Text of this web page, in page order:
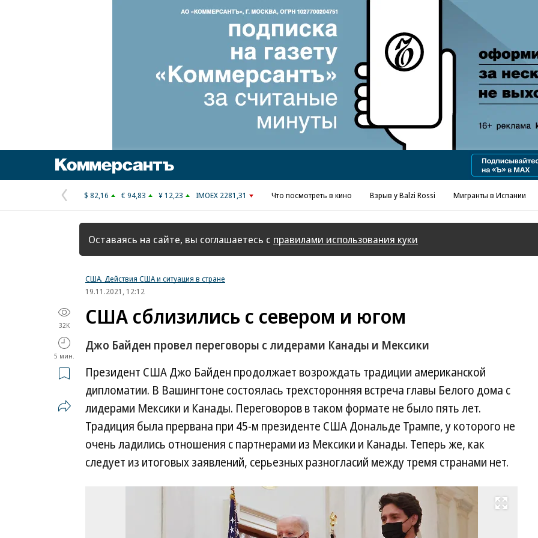
Реклама в «Ъ» www.kommersant.ru/ad
Предыдущая
страница
$ 82,16 € 94,83 ¥ 12,23 IMOEX 2281,31 Что посмотреть в кино Взрыв у Balzi Rossi Мигранты в Испании
Оставаясь на сайте, вы соглашаетесь с правилами использования куки
США. Действия США и ситуация в стране
19.11.2021, 12:12
32K
5 мин.
США сблизились с севером и югом
Джо Байден провел переговоры с лидерами Канады и Мексики
Президент США Джо Байден продолжает возрождать традиции американской
дипломатии. В Вашингтоне состоялась трехсторонняя встреча главы Белого дома с
лидерами Мексики и Канады. Переговоров в таком формате не было пять лет.
Традиция была прервана при 45-м президенте США Дональде Трампе, у которого не
очень ладились отношения с партнерами из Мексики и Канады. Теперь же, как
следует из итоговых заявлений, серьезных разногласий между тремя странами нет.
Развернуть на весь экран